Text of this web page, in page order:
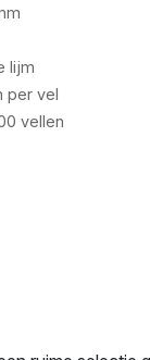
lijm
per vel
vellen